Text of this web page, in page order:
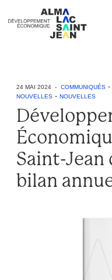
24 MAI 2024 - COMMUNIQUÉS -
NOUVELLES - NOUVELLES
Saint-Jean
bilan